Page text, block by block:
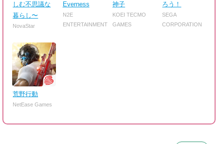
しむ不思議な
暮らし〜
NovaStar
Everness
N2E
ENTERTAINMENT
神子
KOEI TECMO
GAMES
ろう！
SEGA
CORPORATION
荒野行動
NetEase Games